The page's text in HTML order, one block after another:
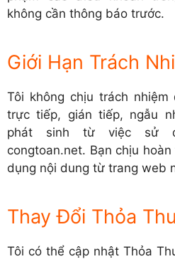
không cần thông báo trước.
Giới Hạn Trách
Tôi không chịu trách
trực tiếp, gián tiếp, ngẫu
phát sinh từ việc sử
congtoan.net. Bạn chịu
dụng nội dung từ trang web
Thay Đổi Thỏa
Tôi có thể cập nhật Thỏa